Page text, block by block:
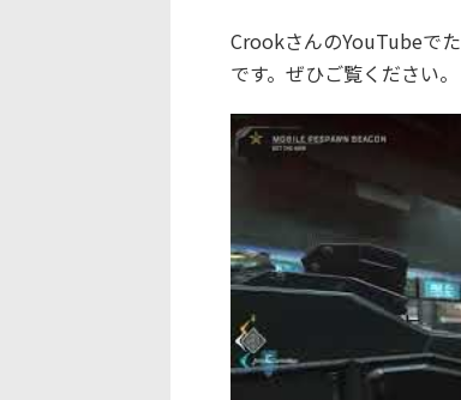
CrookさんのYouTubeで
です。ぜひご覧ください。
この動画を YouTube で視聴